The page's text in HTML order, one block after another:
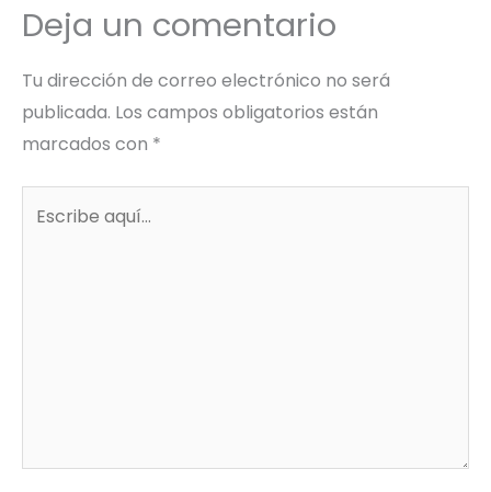
Deja un comentario
Tu dirección de correo electrónico no será
publicada. Los campos obligatorios están
marcados con *